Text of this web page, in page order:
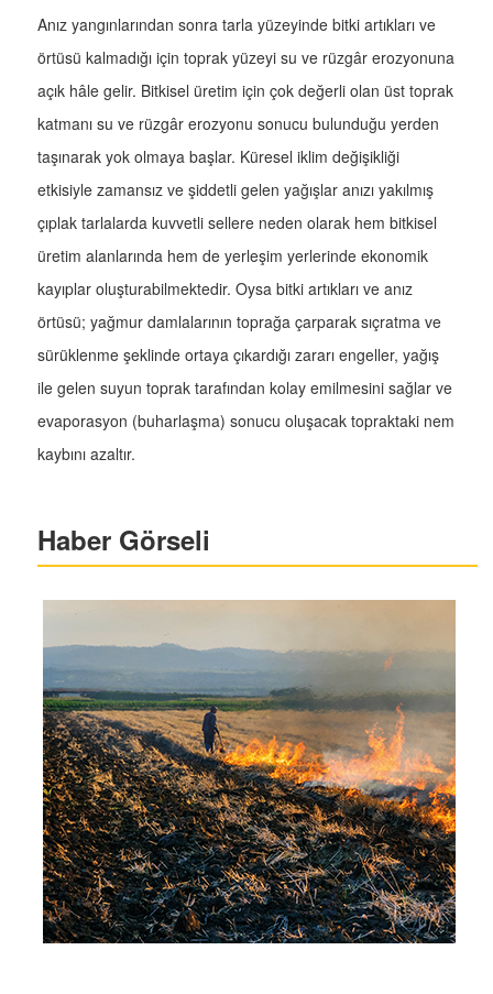
Anız yangınlarından sonra tarla yüzeyinde bitki artıkları ve
örtüsü kalmadığı için toprak yüzeyi su ve rüzgâr erozyonuna
açık hâle gelir. Bitkisel üretim için çok değerli olan üst toprak
katmanı su ve rüzgâr erozyonu sonucu bulunduğu yerden
taşınarak yok olmaya başlar. Küresel iklim değişikliği
etkisiyle zamansız ve şiddetli gelen yağışlar anızı yakılmış
çıplak tarlalarda kuvvetli sellere neden olarak hem bitkisel
üretim alanlarında hem de yerleşim yerlerinde ekonomik
kayıplar oluşturabilmektedir. Oysa bitki artıkları ve anız
örtüsü; yağmur damlalarının toprağa çarparak sıçratma ve
sürüklenme şeklinde ortaya çıkardığı zararı engeller, yağış
ile gelen suyun toprak tarafından kolay emilmesini sağlar ve
evaporasyon (buharlaşma) sonucu oluşacak topraktaki nem
kaybını azaltır.
Haber Görseli